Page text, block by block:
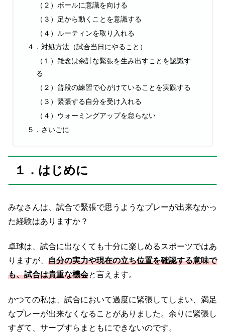
（２）ボールに意識を向ける
（３）足から動くことを意識する
（４）ルーティンを取り入れる
４．対処方法（試合当日にやること）
（１）雑念は余計な緊張を生み出すことを認識す
る
（２）普段の練習で心がけていることを実践する
（３）緊張する自分を受け入れる
（４）ウォーミングアップを怠らない
５．さいごに
１．はじめに
みなさんは、試合で緊張で思うようなプレーが出来なかっ
た経験はありますか？
卓球は、試合に出なくても十分に楽しめるスポーツではあ
りますが、 自分の実力や現在の立ち位置を確認する意味で
も、試合は貴重な機会と言えます。
かつての私は、試合において過度に緊張してしまい、満足
なプレーが出来なくなることがありました。余りに緊張し
すぎて、サーブすらまともにできないのです。